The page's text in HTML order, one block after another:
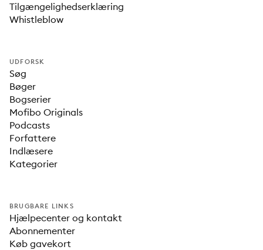
Tilgængelighedserklæring
Whistleblow
UDFORSK
Søg
Bøger
Bogserier
Mofibo Originals
Podcasts
Forfattere
Indlæsere
Kategorier
BRUGBARE LINKS
Hjælpecenter og kontakt
Abonnementer
Køb gavekort